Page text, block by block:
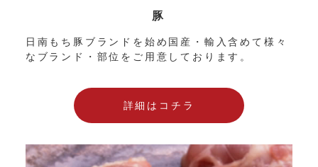
豚
日南もち豚ブランドを始め国産・輸入含めて様々
なブランド・部位をご用意しております。
詳細はコチラ